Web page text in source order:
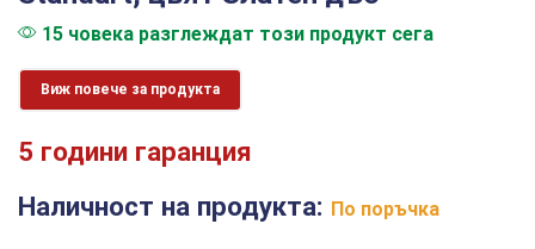
15 човека разглеждат този продукт сега
Виж повече за продукта
5 години гаранция
Наличност на продукта: По поръчка